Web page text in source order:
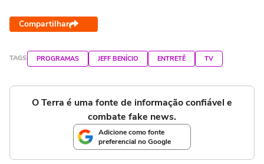
Compartilhar
TAGS PROGRAMAS JEFF BENÍCIO ENTRETÊ TV
O Terra é uma fonte de informação confiável e
combate fake news.
Adicione como fonte
preferencial no Google